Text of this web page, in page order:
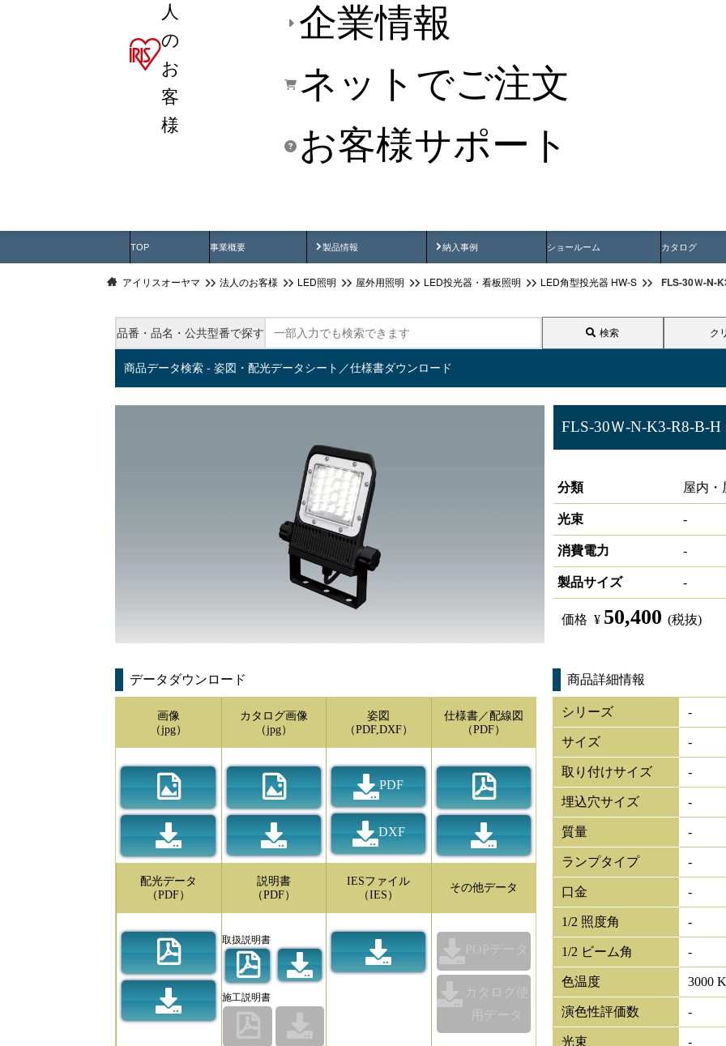
人
の
お
客
様
企業情報
ネットでご注文
お客様サポート
TOP 事業概要 製品情報
製品動画 納入事例
納入事例動画 ショールーム カタログ
アイリスオーヤマ 法人のお客様 LED照明 屋外用照明 LED投光器・看板照明 LED角型投光器 HW-S FLS-30Ｗ-N-
品番・品名・公共型番で探す 検索 ク
商品データ検索 - 姿図・配光データシート／仕様書ダウンロード
FLS-30Ｗ-N-K3-R8-B-H
分類
屋内
光束 -
消費電力 -
製品サイズ -
価格 ¥ 50,400 (税抜)
データダウンロード
画像
（jpg）
カタログ画像
（jpg）
姿図
（PDF,DXF）
PDF
DXF
仕様書／配線図
（PDF）
配光データ
（PDF）
説明書
（PDF）
取扱説明書
施工説明書
IESファイル
（IES）
その他データ
POPデータ
カタログ使
用データ
商品詳細情報
シリーズ -
サイズ -
取り付けサイズ -
埋込穴サイズ -
質量 -
ランプタイプ -
口金 -
1/2 照度角 -
1/2 ビーム角 -
色温度 3000 K
演色性評価数 -
光束 -